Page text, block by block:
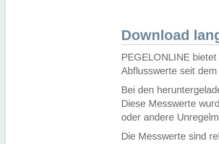
Download
PEGELONLINE
Abflusswerte seit
Bei den
Diese Messwerte
oder andere
Die Messwerte sind